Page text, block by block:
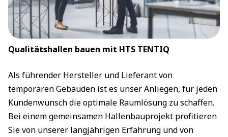
Qualitätshallen bauen mit HTS TENTIQ
Als führender Hersteller und Lieferant von
temporären Gebäuden ist es unser Anliegen, für jeden
Kundenwunsch die optimale Raumlösung zu schaffen.
Bei einem gemeinsamen Hallenbauprojekt profitieren
Sie von unserer langjährigen Erfahrung und von